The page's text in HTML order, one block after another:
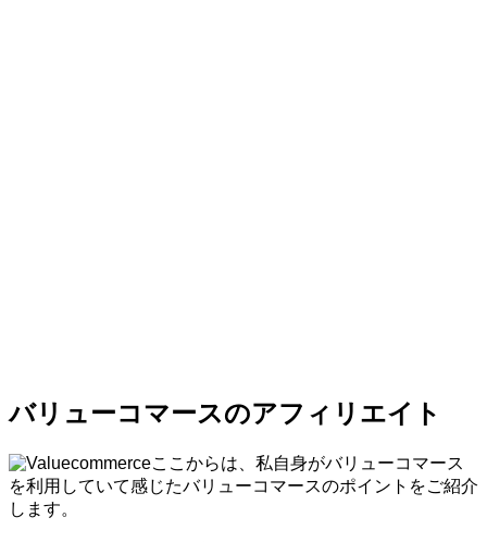
バリューコマースのアフィリエイト
ここからは、私自身がバリューコマース
を利用していて感じたバリューコマースのポイントをご紹介
します。